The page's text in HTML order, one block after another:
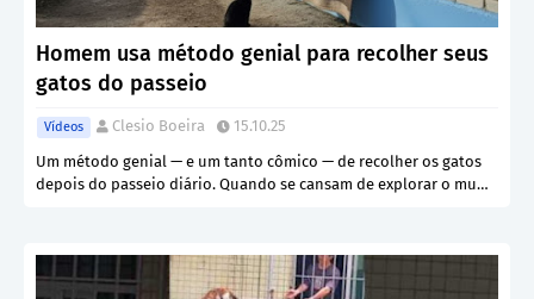
Homem usa método genial para recolher seus
gatos do passeio
Vídeos Clesio Boeira
15.10.25
Um método genial — e um tanto cômico — de recolher os gatos
depois do passeio diário. Quando se cansam de explorar o mu…